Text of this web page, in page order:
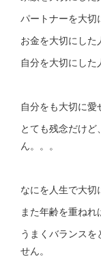
パートナーを大切
お金を大切にした
自分を大切にした
自分をも大切に愛
とても残念だけ
ん。。。
なにを人生で大切
また年齢を重ねれ
うまくバランス
せん。